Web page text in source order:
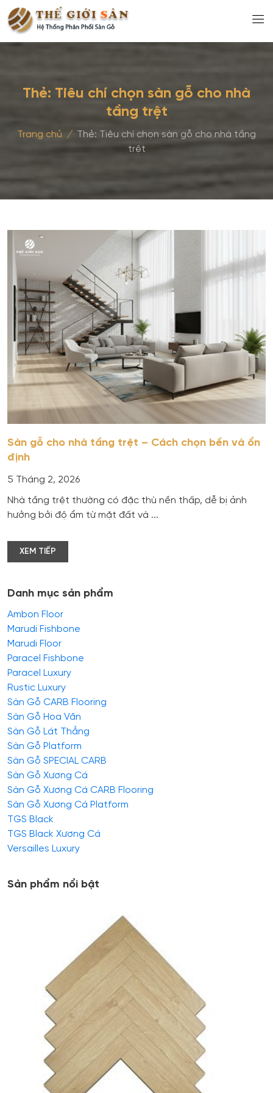
Thẻ: Tiêu chí chọn sàn gỗ cho nhà
tầng trệt
Trang chủ / Thẻ: Tiêu chí chọn sàn gỗ cho nhà tầng
trệt
Sàn gỗ cho nhà tầng trệt – Cách chọn bền và ổn
định
5 Tháng 2, 2026
Nhà tầng trệt thường có đặc thù nền thấp, dễ bị ảnh
hưởng bởi độ ẩm từ mặt đất và ...
XEM TIẾP
Danh mục sản phẩm
Ambon Floor
Marudi Fishbone
Marudi Floor
Paracel Fishbone
Paracel Luxury
Rustic Luxury
Sàn Gỗ CARB Flooring
Sàn Gỗ Hoa Văn
Sàn Gỗ Lát Thẳng
Sàn Gỗ Platform
Sàn Gỗ SPECIAL CARB
Sàn Gỗ Xương Cá
Sàn Gỗ Xương Cá CARB Flooring
Sàn Gỗ Xương Cá Platform
TGS Black
TGS Black Xương Cá
Versailles Luxury
Sản phẩm nổi bật